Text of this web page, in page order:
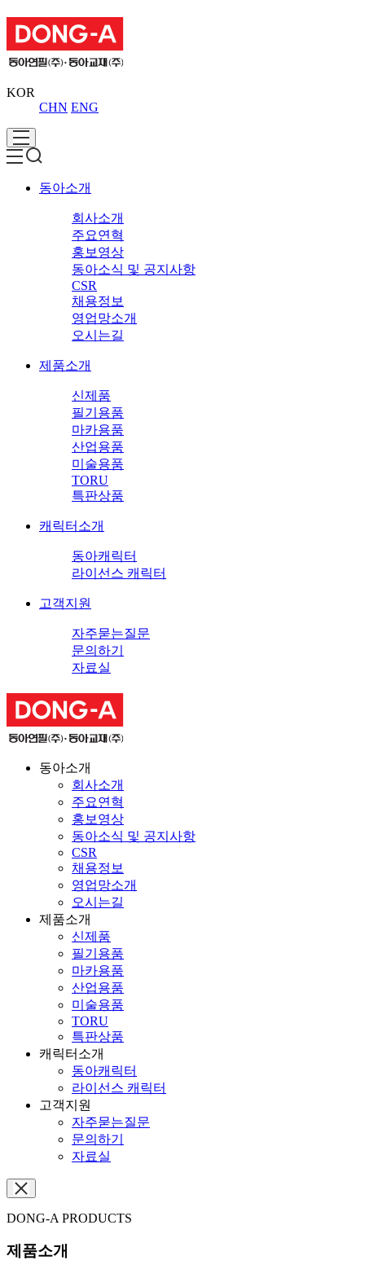
KOR
CHN ENG
동아소개
회사소개
주요연혁
홍보영상
동아소식 및 공지사항
CSR
채용정보
영업망소개
오시는길
제품소개
신제품
필기용품
마카용품
산업용품
미술용품
TORU
특판상품
캐릭터소개
동아캐릭터
라이선스 캐릭터
고객지원
자주묻는질문
문의하기
자료실
동아소개
회사소개
주요연혁
홍보영상
동아소식 및 공지사항
CSR
채용정보
영업망소개
오시는길
제품소개
신제품
필기용품
마카용품
산업용품
미술용품
TORU
특판상품
캐릭터소개
동아캐릭터
라이선스 캐릭터
고객지원
자주묻는질문
문의하기
자료실
DONG-A PRODUCTS
제품소개